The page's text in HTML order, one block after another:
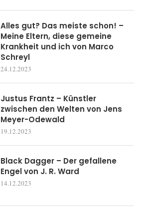
Alles gut? Das meiste schon! –
Meine Eltern, diese gemeine
Krankheit und ich von Marco
Schreyl
24.12.2023
Justus Frantz – Künstler
zwischen den Welten von Jens
Meyer-Odewald
19.12.2023
Black Dagger – Der gefallene
Engel von J. R. Ward
14.12.2023